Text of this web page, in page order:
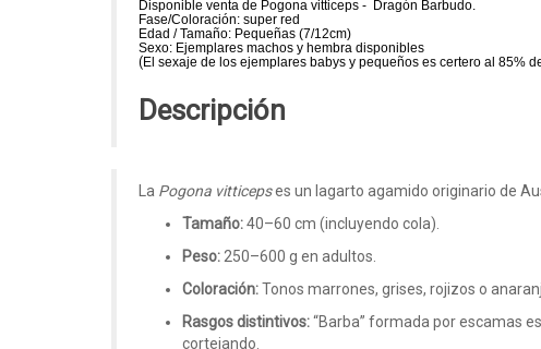
Disponible venta de Pogona vitticeps - Dragón Barbudo.
Fase/Coloración: super red
Edad / Tamaño: Pequeñas (7/12cm)
Sexo: Ejemplares machos y hembra disponibles
(El sexaje de los ejemplares babys y pequeños es certero al 85%
Descripción
La Pogona vitticepses un lagarto agamido originario de
Tamaño:40–60 cm (incluyendo cola).
Peso: 250–600 g en adultos.
Coloración:Tonos marrones, grises, rojizos o
Rasgos distintivos:“Barba” formada por escamas
cortejando.